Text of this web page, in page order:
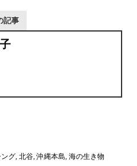
記事
グ, 北谷,沖縄本島 海の生き物